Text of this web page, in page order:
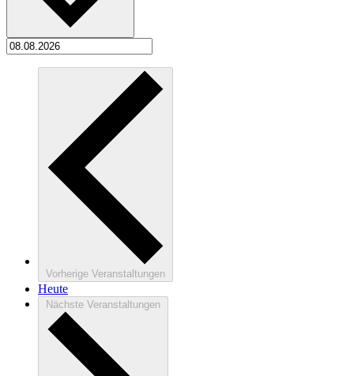
Vorherige Veranstaltungen
Heute
Nächste Veranstaltungen